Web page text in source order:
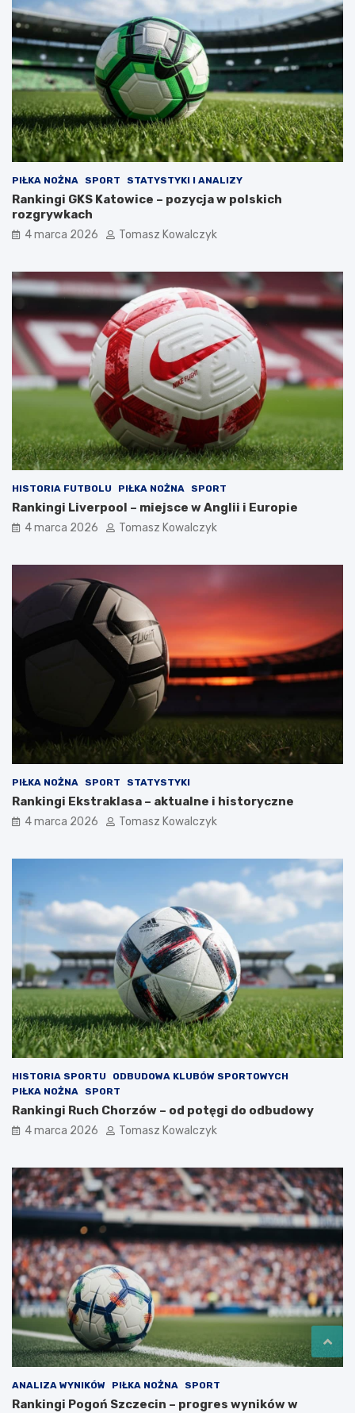
PIŁKA NOŻNA SPORT STATYSTYKI I ANALIZY
Rankingi GKS Katowice – pozycja w polskich
rozgrywkach
4 marca 2026 Tomasz Kowalczyk
HISTORIA FUTBOLU PIŁKA NOŻNA SPORT
Rankingi Liverpool – miejsce w Anglii i Europie
4 marca 2026 Tomasz Kowalczyk
PIŁKA NOŻNA SPORT STATYSTYKI
Rankingi Ekstraklasa – aktualne i historyczne
4 marca 2026 Tomasz Kowalczyk
HISTORIA SPORTU
ODBUDOWA KLUBÓW SPORTOWYCH
PIŁKA NOŻNA
SPORT
Rankingi Ruch Chorzów – od potęgi do odbudowy
4 marca 2026 Tomasz Kowalczyk
ANALIZA WYNIKÓW PIŁKA NOŻNA SPORT
Rankingi Pogoń Szczecin – progres wyników w